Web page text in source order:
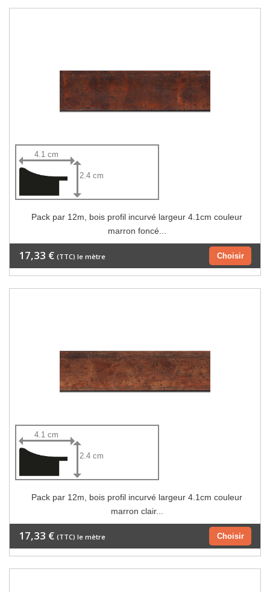
4.1 cm
2.4 cm
Pack par 12m, bois profil incurvé largeur 4.1cm couleur
marron foncé...
Choisir
17,33 € (TTC) le mètre
4.1 cm
2.4 cm
Pack par 12m, bois profil incurvé largeur 4.1cm couleur
marron clair...
Choisir
17,33 € (TTC) le mètre